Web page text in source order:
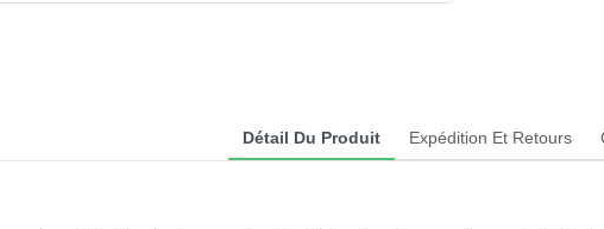
Détail Du Produit Expédition Et Retours